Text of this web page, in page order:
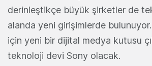
derinleştikçe büyük şirketler de
alanda yeni girişimlerde
için yeni bir dijital medya kutusu
teknoloji devi Sony olacak.